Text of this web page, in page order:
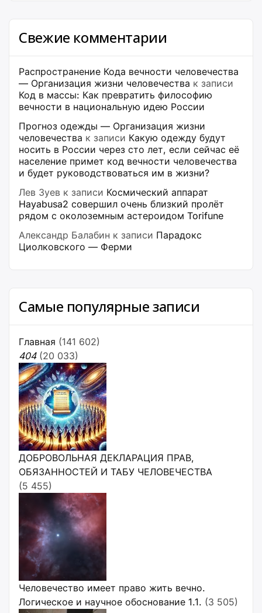
Свежие комментарии
Распространение Кода вечности человечества
— Организация жизни человечества к записи
Код в массы: Как превратить философию
вечности в национальную идею России
Прогноз одежды — Организация жизни
человечества к записи Какую одежду будут
носить в России через сто лет, если сейчас её
население примет код вечности человечества
и будет руководствоваться им в жизни?
Лев Зуев к записи Космический аппарат
Hayabusa2 совершил очень близкий пролёт
рядом с околоземным астероидом Torifune
Александр Балабин к записи Парадокс
Циолковского — Ферми
Самые популярные записи
Главная (141 602)
404 (20 033)
ДОБРОВОЛЬНАЯ ДЕКЛАРАЦИЯ ПРАВ,
ОБЯЗАННОСТЕЙ И ТАБУ ЧЕЛОВЕЧЕСТВА
(5 455)
Человечество имеет право жить вечно.
Логическое и научное обоснование 1.1. (3 505)